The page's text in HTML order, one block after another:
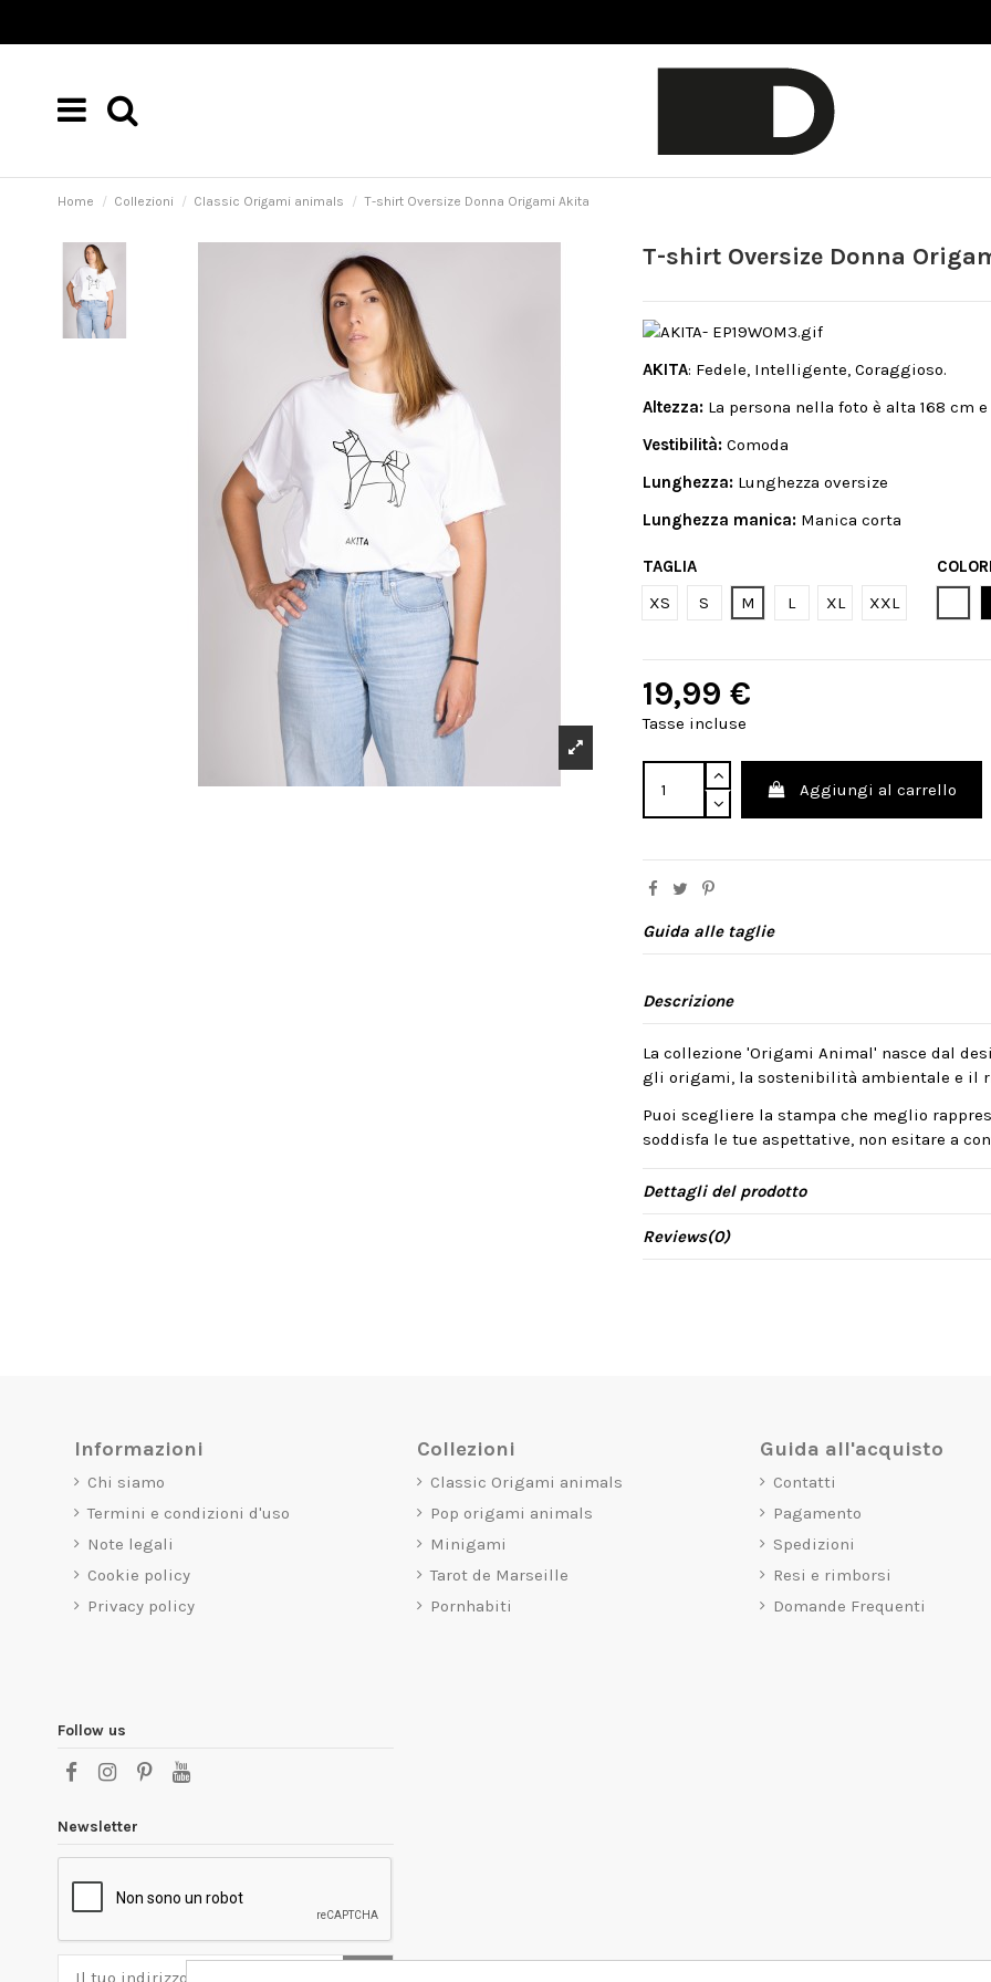
Home Collezioni Classic Origami animals T-shirt Oversize Donna Origami Akita
T-shirt Oversize Donna
AKITA: Fedele, Intelligente, Coraggioso.
Altezza: La persona nella foto è alta 168 cm
Vestibilità: Comoda
Lunghezza: Lunghezza oversize
Lunghezza manica: Manica corta
TAGLIA
XS
S M L XL XXL
19,99 €
Tasse incluse
Aggiungi al carrello
Guida alle taglie
Descrizione
La collezione 'Origami Animal' nasce dal
gli origami, la sostenibilità ambientale e il
Puoi scegliere la stampa che meglio
soddisfa le tue aspettative, non esitare a
Dettagli del prodotto
Reviews(0)
Informazioni
Chi siamo
Termini e condizioni d'uso
Note legali
Cookie policy
Privacy policy
Collezioni
Classic Origami animals
Pop origami animals
Minigami
Tarot de Marseille
Pornhabiti
Guida all'acquisto
Contatti
Pagamento
Spedizioni
Resi e rimborsi
Domande Frequenti
Follow us
Newsletter